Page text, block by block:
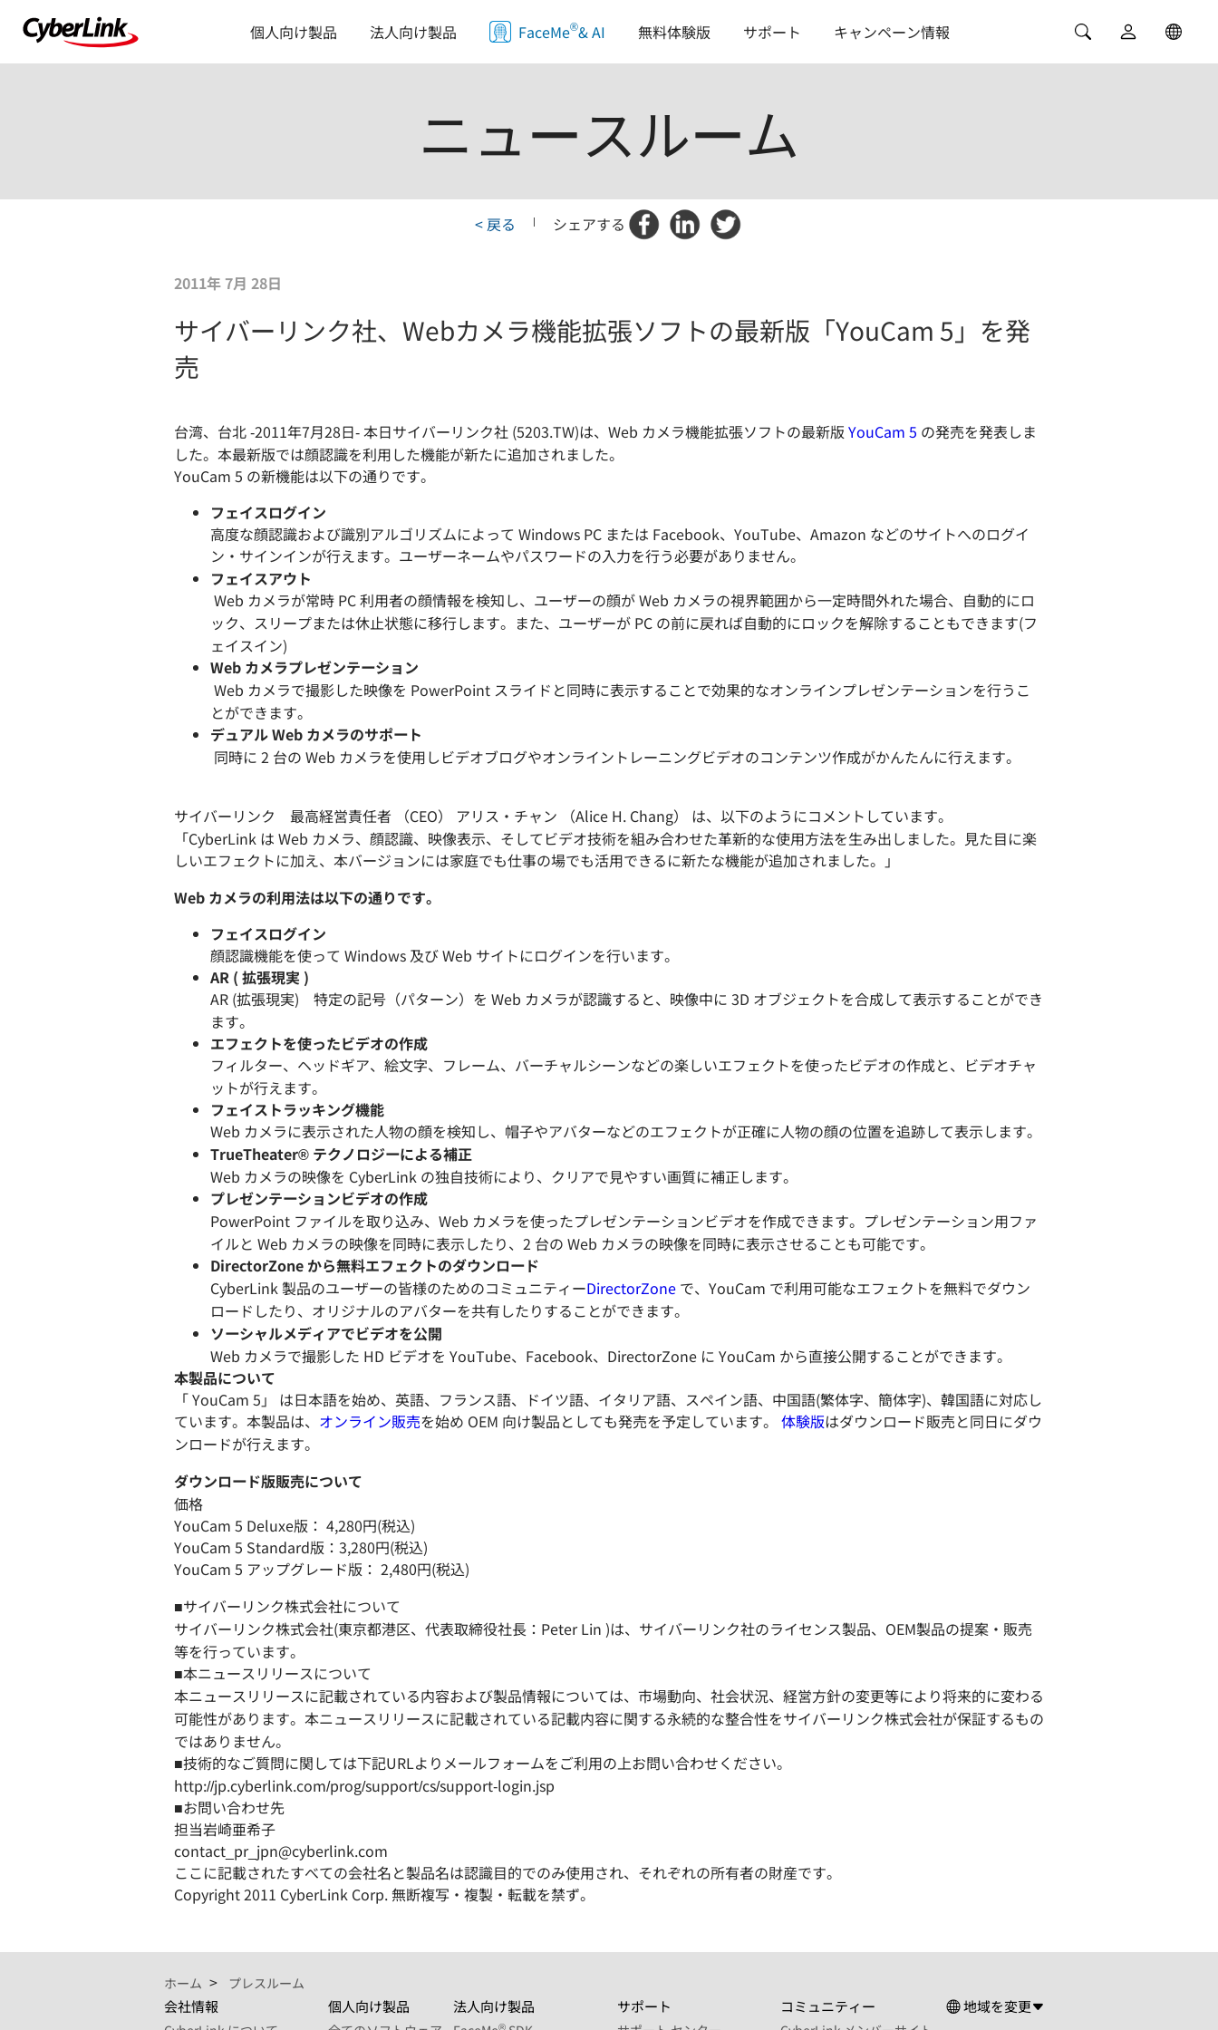
個人向け製品 法人向け製品 FaceMe®& AI 無料体験版 サポート キャンペーン情報
ニュースルーム
< 戻る | シェアする
2011年 7月 28日
サイバーリンク社、Webカメラ機能拡張ソフトの最新版「YouCam 5」を発
売
台湾、台北 -2011年7月28日- 本日サイバーリンク社 (5203.TW)は、Web カメラ機能拡張ソフトの最新版 YouCam 5 の発売を発表しま
した。本最新版では顔認識を利用した機能が新たに追加されました。
YouCam 5 の新機能は以下の通りです。
フェイスログイン
高度な顔認識および識別アルゴリズムによって Windows PC または Facebook、YouTube、Amazon などのサイトへのログイ
ン・サインインが行えます。ユーザーネームやパスワードの入力を行う必要がありません。
フェイスアウト
Web カメラが常時 PC 利用者の顔情報を検知し、ユーザーの顔が Web カメラの視界範囲から一定時間外れた場合、自動的にロ
ック、スリープまたは休止状態に移行します。また、ユーザーが PC の前に戻れば自動的にロックを解除することもできます(フ
ェイスイン)
Web カメラプレゼンテーション
Web カメラで撮影した映像を PowerPoint スライドと同時に表示することで効果的なオンラインプレゼンテーションを行うこ
とができます。
デュアル Web カメラのサポート
同時に 2 台の Web カメラを使用しビデオブログやオンライントレーニングビデオのコンテンツ作成がかんたんに行えます。
サイバーリンク 最高経営責任者 （CEO） アリス・チャン （Alice H. Chang） は、以下のようにコメントしています。
「CyberLink は Web カメラ、顔認識、映像表示、そしてビデオ技術を組み合わせた革新的な使用方法を生み出しました。見た目に楽
しいエフェクトに加え、本バージョンには家庭でも仕事の場でも活用できるに新たな機能が追加されました。」
Web カメラの利用法は以下の通りです。
フェイスログイン
顔認識機能を使って Windows 及び Web サイトにログインを行います。
AR ( 拡張現実 )
AR (拡張現実) 特定の記号（パターン）を Web カメラが認識すると、映像中に 3D オブジェクトを合成して表示することができ
ます。
エフェクトを使ったビデオの作成
フィルター、ヘッドギア、絵文字、フレーム、バーチャルシーンなどの楽しいエフェクトを使ったビデオの作成と、ビデオチャ
ットが行えます。
フェイストラッキング機能
Web カメラに表示された人物の顔を検知し、帽子やアバターなどのエフェクトが正確に人物の顔の位置を追跡して表示します。
TrueTheater® テクノロジーによる補正
Web カメラの映像を CyberLink の独自技術により、クリアで見やすい画質に補正します。
プレゼンテーションビデオの作成
PowerPoint ファイルを取り込み、Web カメラを使ったプレゼンテーションビデオを作成できます。プレゼンテーション用ファ
イルと Web カメラの映像を同時に表示したり、2 台の Web カメラの映像を同時に表示させることも可能です。
DirectorZone から無料エフェクトのダウンロード
CyberLink 製品のユーザーの皆様のためのコミュニティーDirectorZone で、YouCam で利用可能なエフェクトを無料でダウン
ロードしたり、オリジナルのアバターを共有したりすることができます。
ソーシャルメディアでビデオを公開
Web カメラで撮影した HD ビデオを YouTube、Facebook、DirectorZone に YouCam から直接公開することができます。
本製品について
「 YouCam 5」 は日本語を始め、英語、フランス語、ドイツ語、イタリア語、スペイン語、中国語(繁体字、簡体字)、韓国語に対応し
ています。本製品は、 オンライン販売を始め OEM 向け製品としても発売を予定しています。 体験版はダウンロード販売と同日にダウ
ンロードが行えます。
ダウンロード版販売について
価格
YouCam 5 Deluxe版： 4,280円(税込)
YouCam 5 Standard版：3,280円(税込)
YouCam 5 アップグレード版： 2,480円(税込)
■サイバーリンク株式会社について
サイバーリンク株式会社(東京都港区、代表取締役社長：Peter Lin )は、サイバーリンク社のライセンス製品、OEM製品の提案・販売
等を行っています。
■本ニュースリリースについて
本ニュースリリースに記載されている内容および製品情報については、市場動向、社会状況、経営方針の変更等により将来的に変わる
可能性があります。本ニュースリリースに記載されている記載内容に関する永続的な整合性をサイバーリンク株式会社が保証するもの
ではありません。
■技術的なご質問に関しては下記URLよりメールフォームをご利用の上お問い合わせください。
http://jp.cyberlink.com/prog/support/cs/support-login.jsp
■お問い合わせ先
担当岩崎亜希子
contact_pr_jpn@cyberlink.com
ここに記載されたすべての会社名と製品名は認識目的でのみ使用され、それぞれの所有者の財産です。
Copyright 2011 CyberLink Corp. 無断複写・複製・転載を禁ず。
ホーム プレスルーム
会社情報 個人向け製品 法人向け製品
®
サポート コミュニティー 地域を変更